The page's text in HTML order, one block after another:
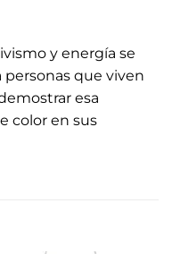
y energía se
personas que viven
esa
color en sus